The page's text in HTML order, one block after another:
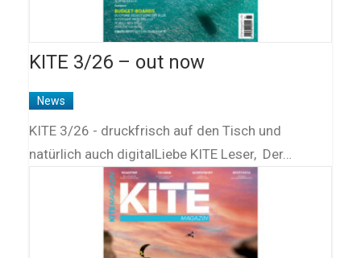
KITE 3/26 – out now
News
KITE 3/26 - druckfrisch auf den Tisch und
natürlich auch digitalLiebe KITE Leser, Der…